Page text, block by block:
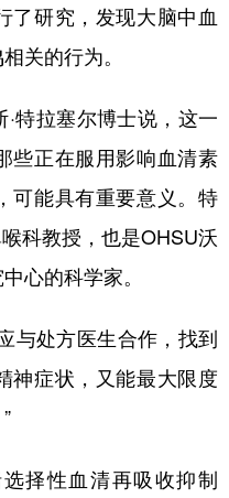
湖北
青海 宁夏
黑龙江
Français عربى
了研究，发现大脑中血
关的行为。
拉塞尔博士说，这一
些正在服用影响血清素
可能具有重要意义。特
科教授，也是OHSU沃
心的科学家。
处方医生合作，找到
神症状，又能最大限度
择性血清再吸收抑制